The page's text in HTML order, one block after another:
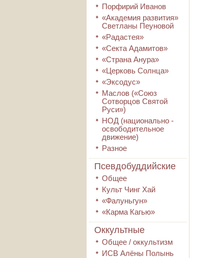
Порфирий Иванов
«Академия развития»
Светланы Пеуновой
«Радастея»
«Секта Адамитов»
«Страна Анура»
«Церковь Солнца»
«Эксодус»
Маслов («Союз
Сотворцов Святой
Руси»)
НОД (национально -
освободительное
движение)
Разное
Псевдобуддийские
Общее
Культ Чинг Хай
«Фалуньгун»
«Карма Кагью»
Оккультные
Общее / оккультизм
ИСВ Алёны Полынь